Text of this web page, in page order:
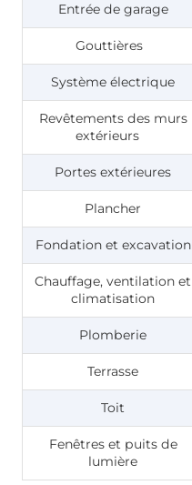
Entrée de garage
Gouttières
Système électrique
Revêtements des murs
extérieurs
Portes extérieures
Plancher
Fondation et excavation
Chauffage, ventilation et
climatisation
Plomberie
Terrasse
Toit
Fenêtres et puits de
lumière